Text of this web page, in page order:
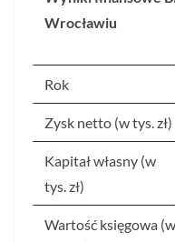
Wrocławiu
Rok
Zysk netto (w tys. zł)
Kapitał własny (w
tys. zł)
Wartość księgowa (w